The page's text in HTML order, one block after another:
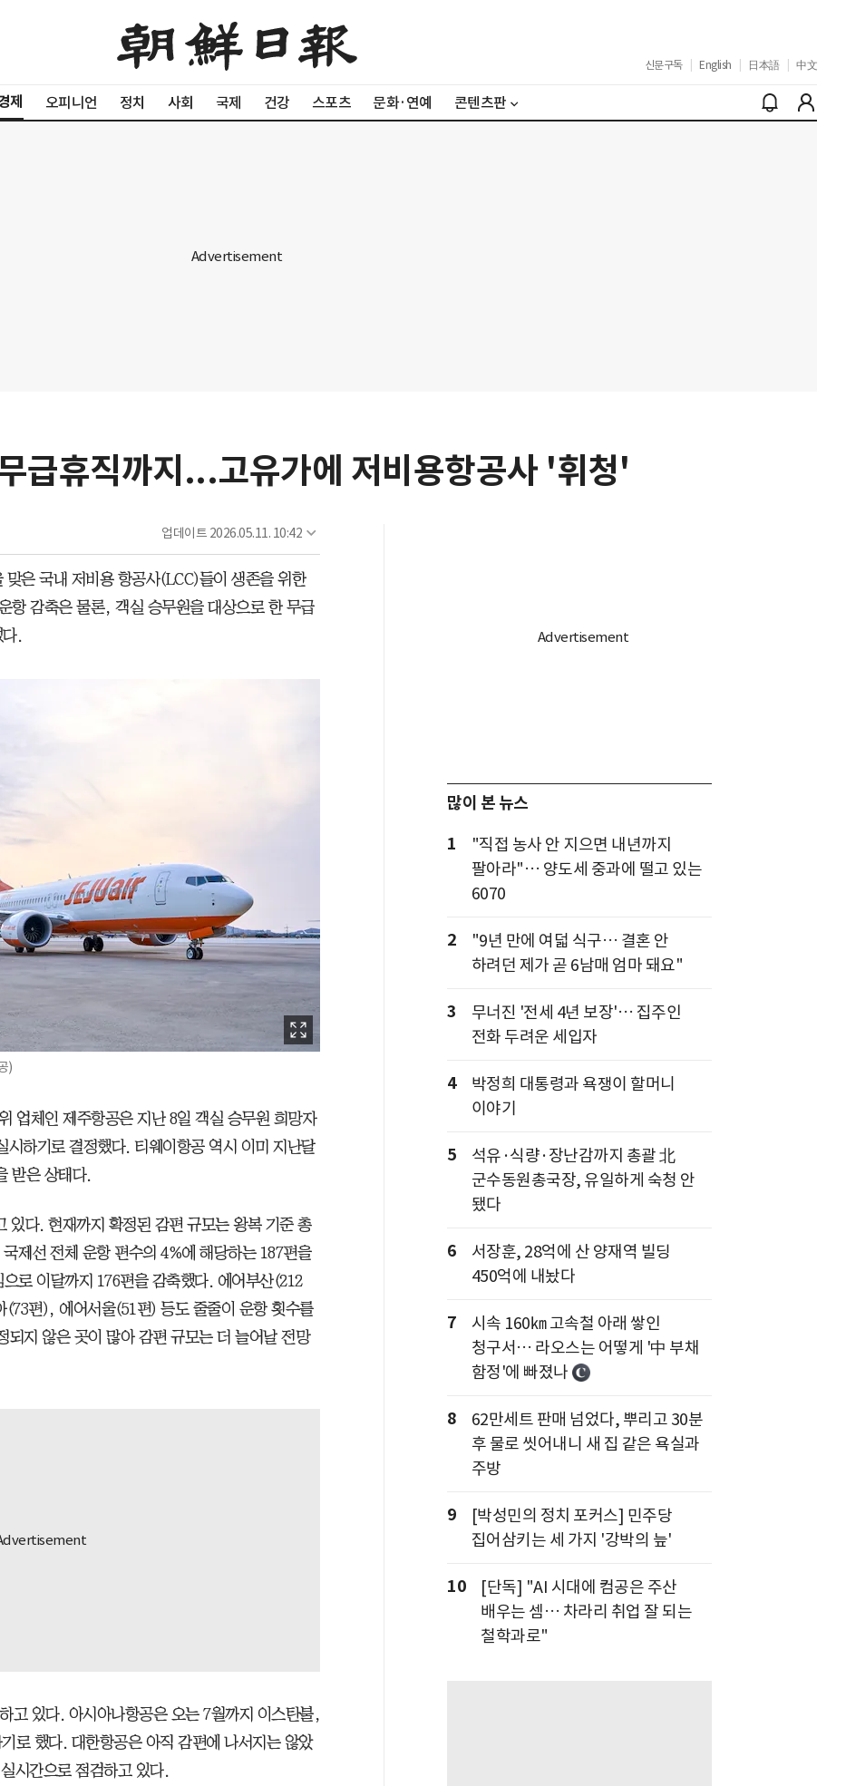
신문구독 English 日本語 中文
제 오피니언 정치 사회 국제 건강 스포츠 문화·연예 콘텐츠판
급휴직까지...고유가에 저비용항공사 '휘청'
업데이트 2026.05.11. 10:42
은 국내 저비용 항공사(LCC)들이 생존을 위한
항 감축은 물론, 객실 승무원을 대상으로 한 무급
다.
)
업체인 제주항공은 지난 8일 객실 승무원 희망자
시하기로 결정했다. 티웨이항공 역시 이미 지난달
받은 상태다.
있다. 현재까지 확정된 감편 규모는 왕복 기준 총
제선 전체 운항 편수의 4%에 해당하는 187편을
로 이달까지 176편을 감축했다. 에어부산(212
편), 에어서울(51편) 등도 줄줄이 운항 횟수를
되지 않은 곳이 많아 감편 규모는 더 늘어날 전망
고 있다. 아시아나항공은 오는 7월까지 이스탄불,
로 했다. 대한항공은 아직 감편에 나서지는 않았
시간으로 점검하고 있다.
많이 본 뉴스
1
"직접 농사 안 지으면 내년까지
팔아라"… 양도세 중과에 떨고 있는
6070
2
"9년 만에 여덟 식구… 결혼 안
하려던 제가 곧 6남매 엄마 돼요"
3
무너진 '전세 4년 보장'… 집주인
전화 두려운 세입자
4
박정희 대통령과 욕쟁이 할머니
이야기
5
석유·식량·장난감까지 총괄 北
군수동원총국장, 유일하게 숙청 안
됐다
6
서장훈, 28억에 산 양재역 빌딩
450억에 내놨다
7
시속 160㎞ 고속철 아래 쌓인
청구서… 라오스는 어떻게 '中 부채
함정'에 빠졌나
8
62만세트 판매 넘었다, 뿌리고 30분
후 물로 씻어내니 새 집 같은 욕실과
주방
9
[박성민의 정치 포커스] 민주당
집어삼키는 세 가지 '강박의 늪'
10
[단독] "AI 시대에 컴공은 주산
배우는 셈… 차라리 취업 잘 되는
철학과로"